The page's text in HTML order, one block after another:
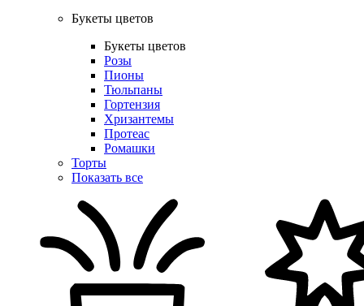
Букеты цветов
Букеты цветов
Розы
Пионы
Тюльпаны
Гортензия
Хризантемы
Протеас
Ромашки
Торты
Показать все